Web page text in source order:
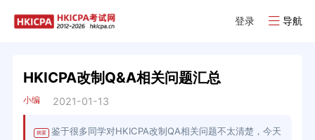
登录 导航
HKICPA改制Q&A相关问题汇总
小编 2021-01-13
摘要
鉴于很多同学对HKICPA改制QA相关问题不太清楚，今天